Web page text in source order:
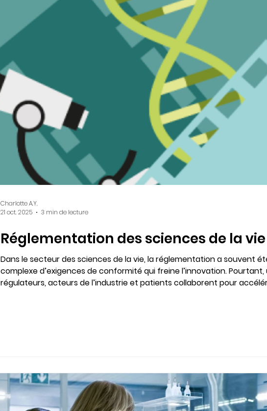
Réglementation des sciences de la
Dans le secteur des sciences de la vie, la réglementation a souvent
complexe d’exigences de conformité qui freine l’innovation.
régulateurs, acteurs de l’industrie et patients collaborent pour
Charlotte A.Y.
21 oct. 2025
3 min de lecture